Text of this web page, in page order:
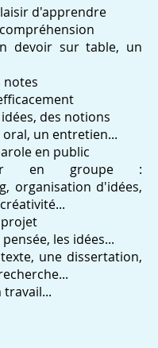
d'apprendre
devoir sur table, un
notes
des notions
un entretien...
en public
en groupe :
organisation d'idées,
les idées...
une dissertation,
travail...